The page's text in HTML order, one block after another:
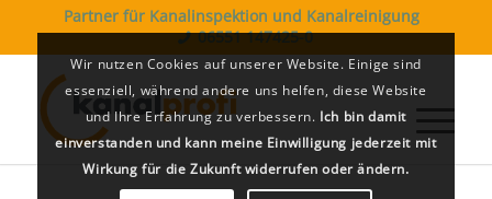
Partner für Kanalinspektion und Kanalreinigung
06551 147425-0
Wir nutzen Cookies auf unserer Website. Einige sind
essenziell, während andere uns helfen, diese Website
und Ihre Erfahrung zu verbessern. Ich bin damit
einverstanden und kann meine Einwilligung jederzeit mit
Wirkung für die Zukunft widerrufen oder ändern.